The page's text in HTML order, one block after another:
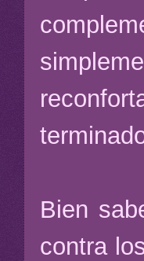
Bien
contra